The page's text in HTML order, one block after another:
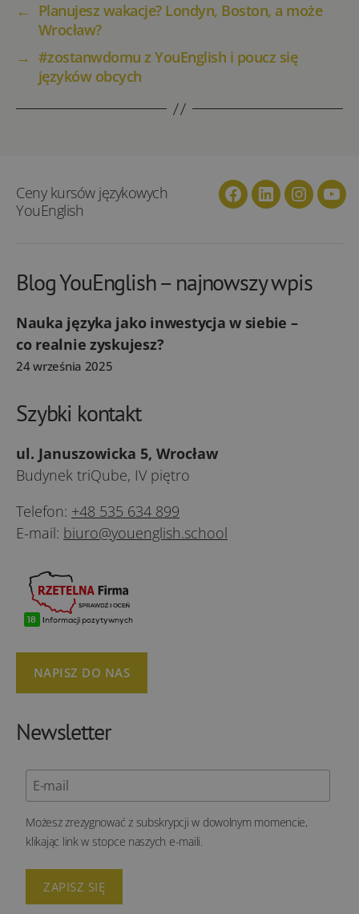
← Planujesz wakacje? Londyn, Boston, a może
Wrocław?
→ #zostanwdomu z YouEnglish i poucz się
języków obcych
Ceny kursów językowych
YouEnglish
Facebook
Linkedin
Blog YouEnglish – najnowszy wpis
Nauka języka jako inwestycja w siebie –
co realnie zyskujesz?
24 września 2025
Szybki kontakt
ul. Januszowicka 5, Wrocław
Budynek triQube, IV piętro
Telefon: +48 535 634 899
E-mail: biuro@youenglish.school
NAPISZ DO NAS
Newsletter
Możesz zrezygnować z subskrypcji w dowolnym momencie,
klikając link w stopce naszych e-maili.